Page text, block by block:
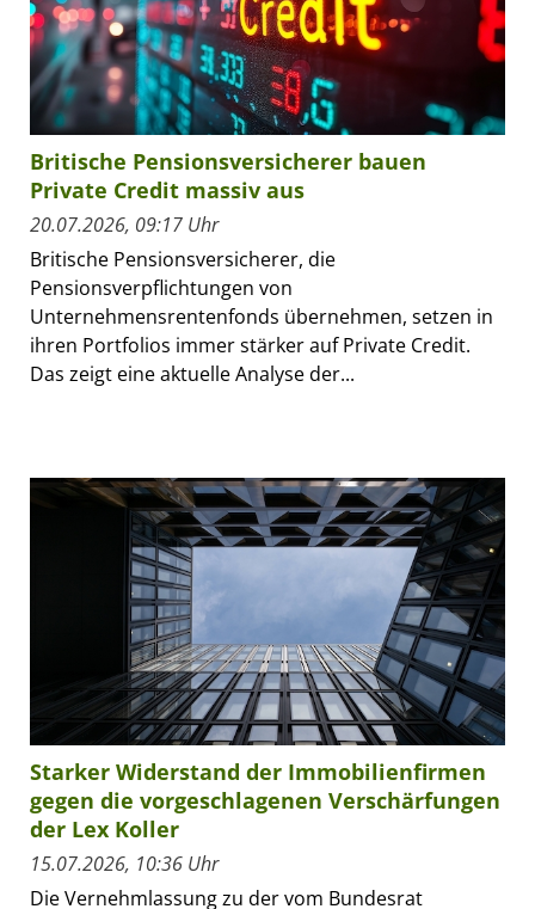
Britische Pensionsversicherer bauen
Private Credit massiv aus
20.07.2026, 09:17 Uhr
Britische Pensionsversicherer, die
Pensionsverpflichtungen von
Unternehmensrentenfonds übernehmen, setzen in
ihren Portfolios immer stärker auf Private Credit.
Das zeigt eine aktuelle Analyse der...
Starker Widerstand der Immobilienfirmen
gegen die vorgeschlagenen Verschärfungen
der Lex Koller
15.07.2026, 10:36 Uhr
Die Vernehmlassung zu der vom Bundesrat